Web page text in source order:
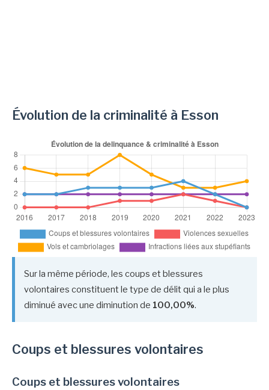
Évolution de la criminalité à Esson
Sur la même période, les coups et blessures
volontaires constituent le type de délit qui a le plus
diminué avec une diminution de 100,00%.
Coups et blessures volontaires
Coups et blessures volontaires